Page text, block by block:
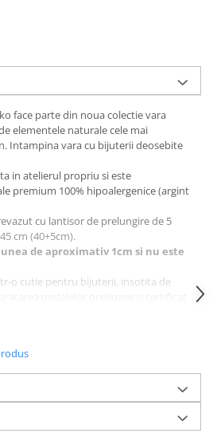
face parte din noua colectie vara
elementele naturale cele mai
Intampina vara cu bijuterii deosebite
in atelierul propriu si este
premium 100% hipoalergenice (argint
cu lantisor de prelungire de 5
cm (40+5cm).
de aproximativ 1cm si nu este
o cutie pentru bijuterii, insotita de
valabile 12 luni de la data achizitiei.
la mare, insa apa si lotiunile pot
bijuteriilor, mai ales a celor
contactul cu apa, clor, creme si lotiuni
de depozitare, lustruiti bijuteria cu
spalati gentil cu sapun lichid si uscati